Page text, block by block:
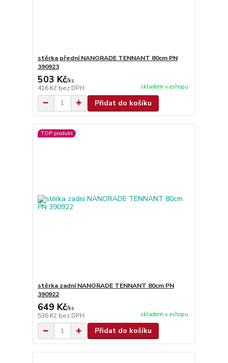
stěrka přední NANORADE TENNANT 80cm PN
390923
503 Kč/ks
416 Kč bez DPH skladem v eshopu
Přidat do košíku
TOP produkt
stěrka zadní NANORADE TENNANT 80cm PN
390922
649 Kč/ks
536 Kč bez DPH skladem v eshopu
Přidat do košíku